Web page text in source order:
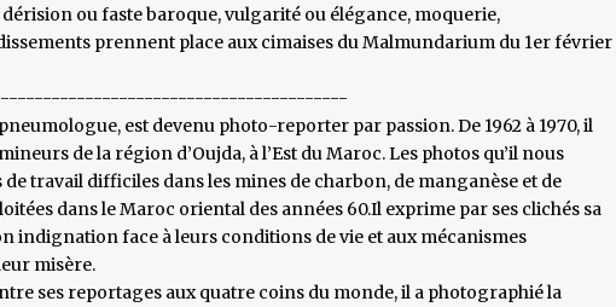
ou faste baroque, vulgarité ou élégance, moquerie,
prennent place aux cimaises du Malmundarium du 1er février
est devenu photo-reporter par passion. De 1962 à 1970, il
de la région d’Oujda, à l’Est du Maroc. Les photos qu’il nous
travail difficiles dans les mines de charbon, de manganèse et de
dans le Maroc oriental des années 60.Il exprime par ses clichés sa
indignation face à leurs conditions de vie et aux mécanismes
misère.
ses reportages aux quatre coins du monde, il a photographié la